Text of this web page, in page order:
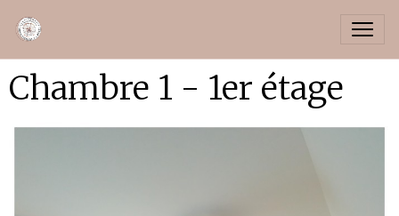
Chambre 1 - 1er étage